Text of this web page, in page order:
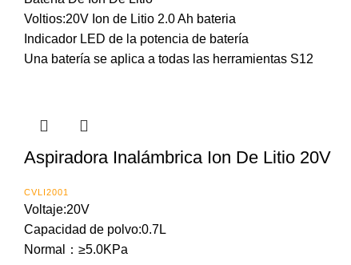
Voltios:20V Ion de Litio 2.0 Ah bateria
Indicador LED de la potencia de batería
Una batería se aplica a todas las herramientas S12
Aspiradora Inalámbrica Ion De Litio 20V
CVLI2001
Voltaje:20V
Capacidad de polvo:0.7L
Normal：≥5.0KPa